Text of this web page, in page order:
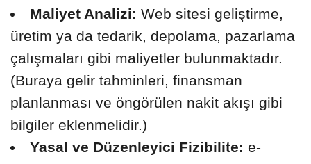
Maliyet Analizi: Web sitesi geliştirme,
üretim ya da tedarik, depolama, pazarlama
çalışmaları gibi maliyetler bulunmaktadır.
(Buraya gelir tahminleri, finansman
planlanması ve öngörülen nakit akışı gibi
bilgiler eklenmelidir.)
Yasal ve Düzenleyici Fizibilite: e-